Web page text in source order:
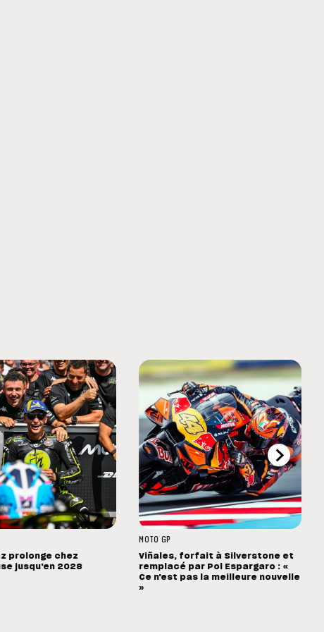
prolonge chez
jusqu'en 2028
MOTO GP
Viñales, forfait à Silverstone et
remplacé par Pol Espargaro : «
Ce n'est pas la meilleure nouvelle
»